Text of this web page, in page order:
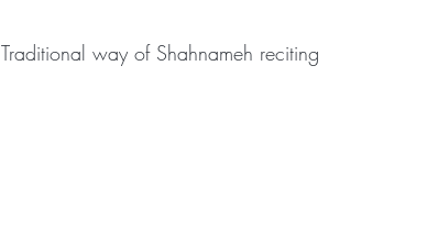
Traditional way of Shahnameh reciting